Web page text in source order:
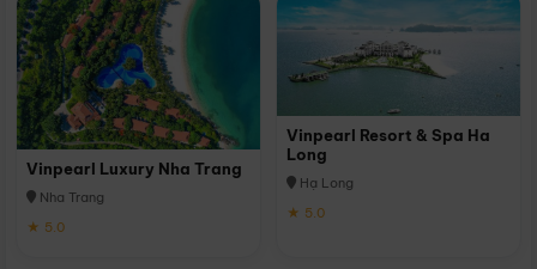
Vinpearl Luxury Nha Trang
Nha Trang
★ 5.0
Vinpearl Resort & Spa Ha
Long
Hạ Long
★ 5.0